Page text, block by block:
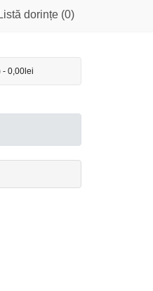
Listă dorințe (0)
- 0,00lei